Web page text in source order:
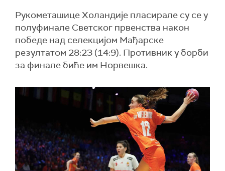
Рукометашице Холандије пласирале су се у
полуфинале Светског првенства након
победе над селекцијом Мађарске
резултатом 28:23 (14:9). Противник у борби
за финале биће им Норвешка.